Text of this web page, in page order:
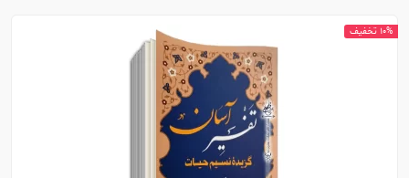
10% تخفیف